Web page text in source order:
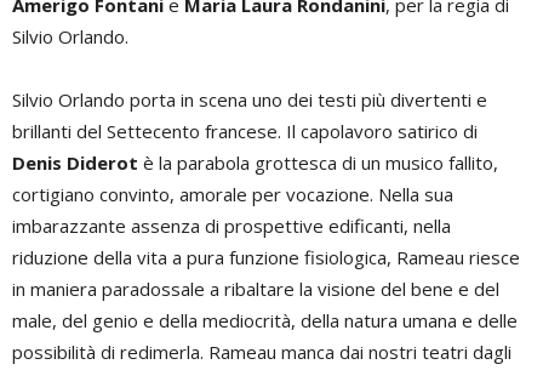
Amerigo Fontani e Maria Laura Rondanini, per la regia di
Silvio Orlando.
Silvio Orlando porta in scena uno dei testi più divertenti e
brillanti del Settecento francese. Il capolavoro satirico di
Denis Diderot è la parabola grottesca di un musico fallito,
cortigiano convinto, amorale per vocazione. Nella sua
imbarazzante assenza di prospettive edificanti, nella
riduzione della vita a pura funzione fisiologica, Rameau riesce
in maniera paradossale a ribaltare la visione del bene e del
male, del genio e della mediocrità, della natura umana e delle
possibilità di redimerla. Rameau manca dai nostri teatri dagli